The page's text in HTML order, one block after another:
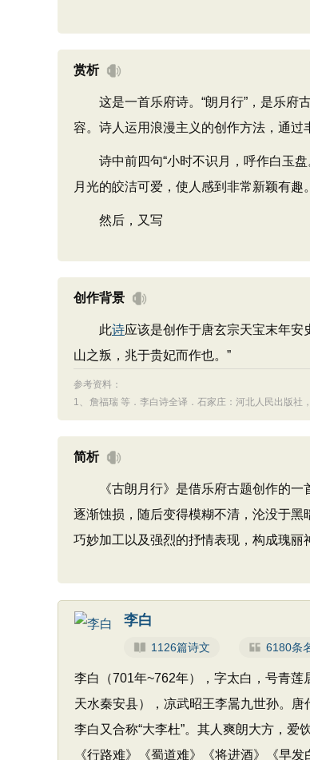
赏析
这是一首乐府诗。“朗月行”，是乐府古
容。诗人运用浪漫主义的创作方法，通过
诗中前四句“小时不识月，呼作白玉盘
月光的皎洁可爱，使人感到非常新颖有趣
然后，又写
创作背景
此诗应该是创作于唐玄宗天宝末年安
山之叛，兆于贵妃而作也。”
参考资料：
1、 詹福瑞 等．李白诗全译．石家庄：河北人民出版社
简析
《古朗月行》是借乐府古题创作的一
逐渐蚀损，随后变得模糊不清，沦没于
巧妙加工以及强烈的抒情表现，构成瑰
李白
1126篇诗文 6180条
李白（701年~762年），字太白，号青
天水秦安县），凉武昭王李暠九世孙。唐
李白又合称“大李杜”。其人爽朗大方，
《行路难》《蜀道难》《将进酒》《早发